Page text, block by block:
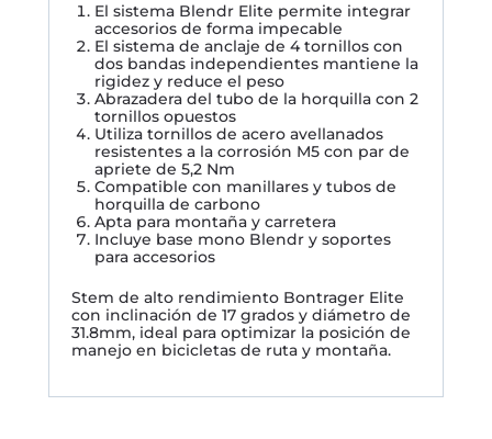
El sistema Blendr Elite permite integrar
accesorios de forma impecable
El sistema de anclaje de 4 tornillos con
dos bandas independientes mantiene la
rigidez y reduce el peso
Abrazadera del tubo de la horquilla con 2
tornillos opuestos
Utiliza tornillos de acero avellanados
resistentes a la corrosión M5 con par de
apriete de 5,2 Nm
Compatible con manillares y tubos de
horquilla de carbono
Apta para montaña y carretera
Incluye base mono Blendr y soportes
para accesorios
Stem de alto rendimiento Bontrager Elite
con inclinación de 17 grados y diámetro de
31.8mm, ideal para optimizar la posición de
manejo en bicicletas de ruta y montaña.